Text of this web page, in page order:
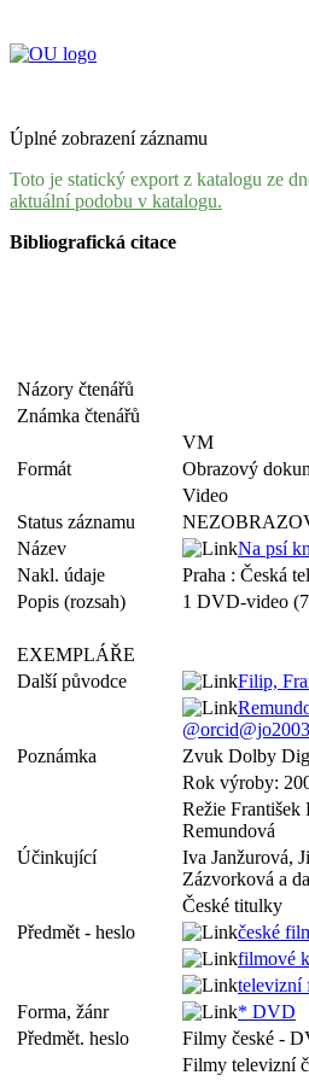
Úplné zobrazení záznamu
Toto je statický export z katalogu ze
aktuální podobu v katalogu.
Bibliografická citace
Názory čtenářů
Známka čtenářů
VM
Formát
Obrazový
Video
Status záznamu
Název
Na psí
Nakl. údaje
Praha : Česká
Popis (rozsah)
1 DVD-video
EXEMPLÁŘE
Další původce
Filip,
Poznámka
Zvuk Dolby
Rok výroby:
Režie František
Remundová
Účinkující
Iva Janžurová,
Zázvorková a
České titulky
Předmět - heslo
české
filmové
televizní
Forma, žánr
* DVD
Předmět. heslo
Filmy české -
Filmy televizní